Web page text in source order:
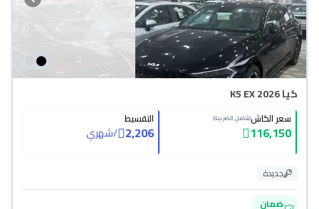
كيا K5 EX 2026
سعر الكاش(شامل الضريبة)
116,150
التقسيط
2,206
/شهري
جديدة
ضمان